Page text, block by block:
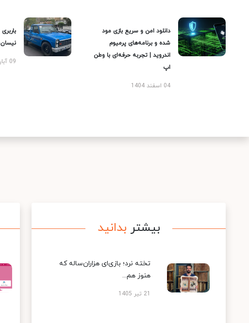
دانلود امن و سریع بازی مود
شده و برنامه‌های پرمیوم
اندروید | تجربه حرفه‌ای با وطن
اپ
04 اسفند 1404
نیسان
09 آبان 1403
بیشتر بدانید
تخته نرد؛ بازی‌ای هزاران‌ساله که
هنوز هم...
21 تیر 1405